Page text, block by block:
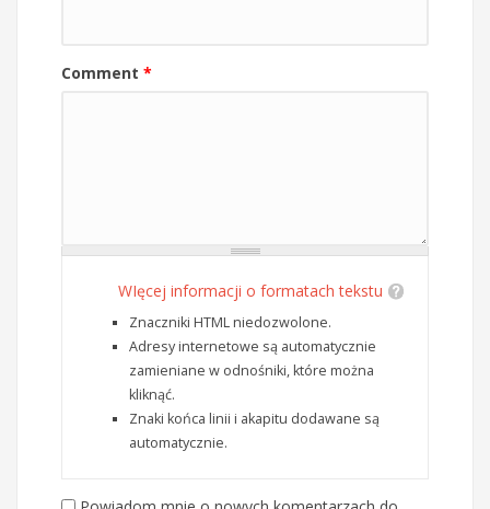
Comment *
WIęcej informacji o formatach tekstu
Znaczniki HTML niedozwolone.
Adresy internetowe są automatycznie
zamieniane w odnośniki, które można
kliknąć.
Znaki końca linii i akapitu dodawane są
automatycznie.